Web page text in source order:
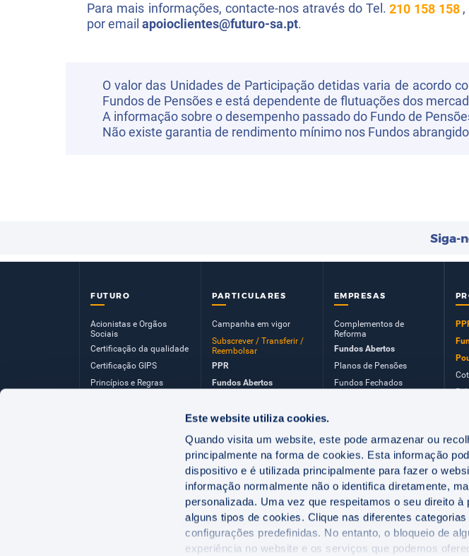
Este website utiliza cookies.
Quando visita um website, este pode armazenar ou
principalmente na forma de cookies. Esta informação
dispositivo e é utilizada principalmente para fazer o
informação normalmente não o identifica diretamente,
personalizada. Uma vez que respeitamos o seu direito
alguns tipos de cookies. Clique nas diferentes
configurações predefinidas. No entanto, o bloqueio de
experiência no website e os serviços que podemos
Para mais informações, contacte-nos através do Tel. 210 158 158
por emailapoioclientes@futuro-sa.pt.
O valor das Unidades de Participação detidas varia de acordo
Fundos de Pensões e está dependente de flutuações dos
A informação sobre o desempenho passado do Fundo de
Não existe garantia de rendimento mínimo nos Fundos
Siga-
FUTURO
Acionistas e Orgãos
Sociais
Certificação da qualidade
Certificação GIPS
Princípios e Regras
PARTICULARES
Campanha em vigor
Subscrever / Transferir /
Reembolsar
PPR
Fundos Abertos
Cotações e Carteiras
Relatórios e Contas dos
Fundos
Simulador Reforma
Informação Financeira
Perfil de Investidor
Documentos informativos
& Regulamentos de
Gestão
Princípios da Política de
Investimento
EMPRESAS
Complementos de
Reforma
Fundos Abertos
Planos de Pensões
Fundos Fechados
Relatórios e Contas dos
Fundos
Documentos
informativos &
Regulamentos de Gestão
Princípios da Política de
Investimento
Acesso Netfuturo